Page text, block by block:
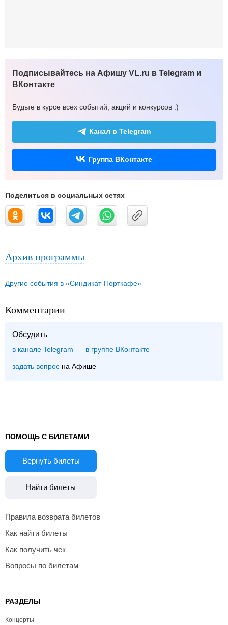
Подписывайтесь на Афишу VL.ru в Telegram и
ВКонтакте
Будьте в курсе всех событий, акций и конкурсов :)
Канал в Telegram
Группа ВКонтакте
Поделиться в социальных сетях
Архив программы
Другие события в «Синдикат-Порткафе»
Комментарии
Обсудить
в канале Telegram группе ВКонтакте
задать вопрос на Афише
ПОМОЩЬ С БИЛЕТАМИ
Вернуть билеты
Найти билеты
Правила возврата билетов
Как найти билеты
Как получить чек
Вопросы по билетам
РАЗДЕЛЫ
Концерты